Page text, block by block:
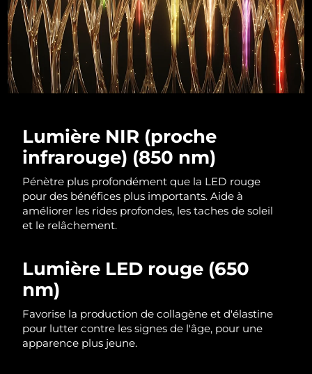
Lumière NIR (proche
infrarouge) (850 nm)
Pénètre plus profondément que la LED rouge
pour des bénéfices plus importants. Aide à
améliorer les rides profondes, les taches de soleil
et le relâchement.
Lumière LED rouge (650
nm)
Favorise la production de collagène et d'élastine
pour lutter contre les signes de l'âge, pour une
apparence plus jeune.
R.A.S. chinoise de
Macao
Livraison estimée 10/08/2026
Malaisie Livraison estimée11/08/2026
Mexique Livraison estimée
Monaco Livraison estimée09/08/2026
Pays-Bas Livraison estimée08/08/2026
Norvège Livraison estimée08/08/2026
Oman Livraison estimée11/08/2026
Philippines